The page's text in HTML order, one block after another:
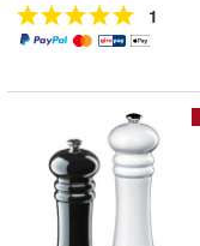
1